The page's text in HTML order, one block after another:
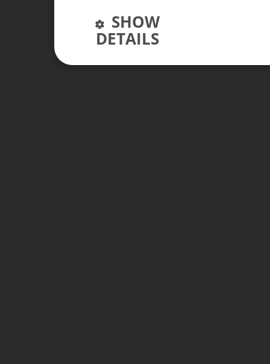
SHOW
DETAILS